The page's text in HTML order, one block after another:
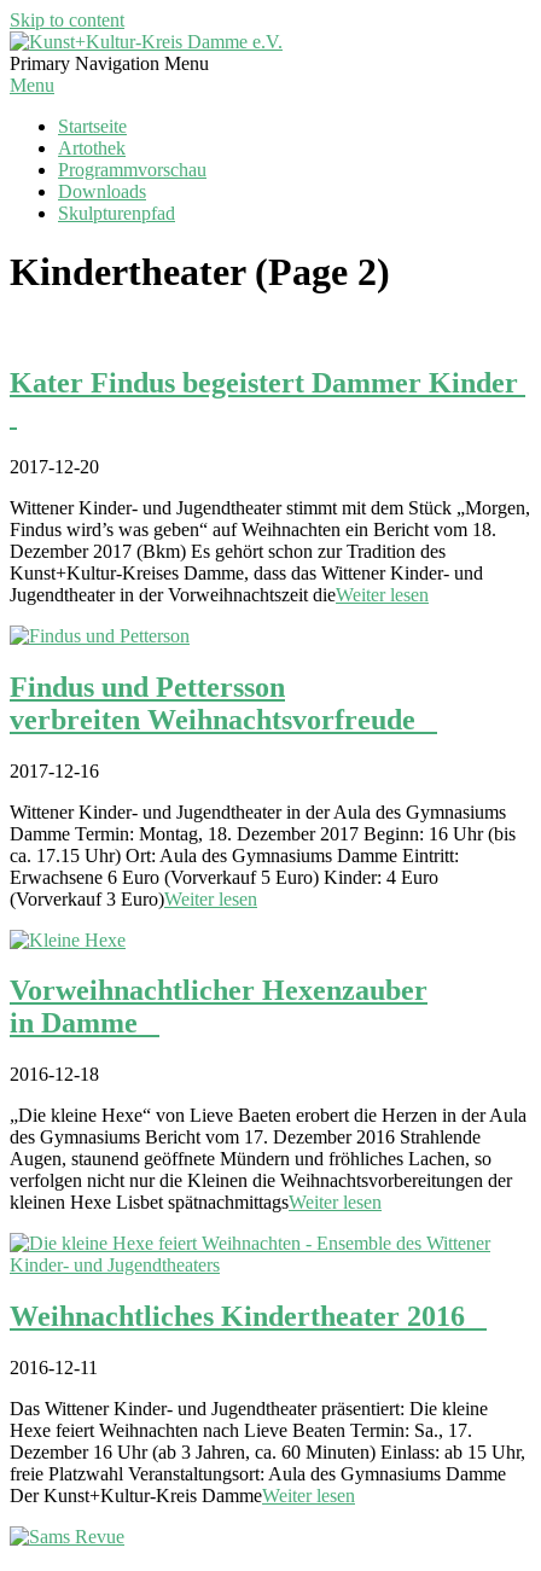
Skip to content
Kunst+Kultur-
Kreis
Primary Navigation Menu
Menu
Startseite
Artothek
Programmvorschau
Downloads
Skulpturenpfad
Kindertheater (Page 2)
Kater Findus begeistert Dammer Kinder
2017-12-20
Wittener Kinder- und Jugendtheater stimmt mit dem Stück „Morgen,
Findus wird’s was geben“ auf Weihnachten ein Bericht vom 18.
Dezember 2017 (Bkm) Es gehört schon zur Tradition des
Kunst+Kultur-Kreises Damme, dass das Wittener Kinder- und
Jugendtheater in der Vorweihnachtszeit dieWeiter lesen
Findus und Pettersson
verbreiten Weihnachtsvorfreude
2017-12-16
Wittener Kinder- und Jugendtheater in der Aula des Gymnasiums
Damme Termin: Montag, 18. Dezember 2017 Beginn: 16 Uhr (bis
ca. 17.15 Uhr) Ort: Aula des Gymnasiums Damme Eintritt:
Erwachsene 6 Euro (Vorverkauf 5 Euro) Kinder: 4 Euro
(Vorverkauf 3 Euro)Weiter lesen
Vorweihnachtlicher Hexenzauber
in Damme
2016-12-18
„Die kleine Hexe“ von Lieve Baeten erobert die Herzen in der Aula
des Gymnasiums Bericht vom 17. Dezember 2016 Strahlende
Augen, staunend geöffnete Mündern und fröhliches Lachen, so
verfolgen nicht nur die Kleinen die Weihnachtsvorbereitungen der
kleinen Hexe Lisbet spätnachmittagsWeiter lesen
Weihnachtliches Kindertheater 2016
2016-12-11
Das Wittener Kinder- und Jugendtheater präsentiert: Die kleine
Hexe feiert Weihnachten nach Lieve Beaten Termin: Sa., 17.
Dezember 16 Uhr (ab 3 Jahren, ca. 60 Minuten) Einlass: ab 15 Uhr,
freie Platzwahl Veranstaltungsort: Aula des Gymnasiums Damme
Der Kunst+Kultur-Kreis DammeWeiter lesen